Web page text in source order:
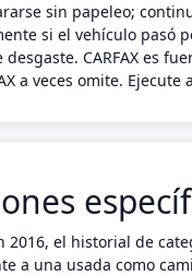
sin papeleo;
si el vehículo pasó
desgaste. CARFAX es
a veces omite.
2016, el historial de
a una usada como